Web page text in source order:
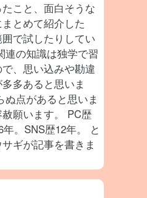
こと、面白そうな
とめて紹介した
で試したりしてい
連の知識は独学で習
、思い込みや勘違
多あると思いま
点があると思いま
願います。 PC歴
。SNS歴12年。 と
ギが記事を書きま